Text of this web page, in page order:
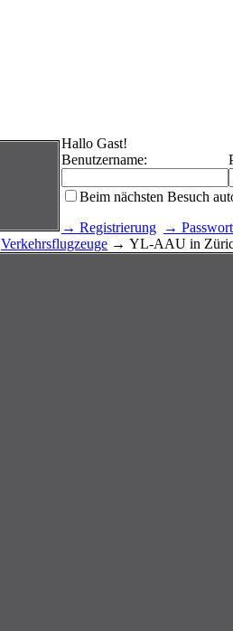
Hallo Gast!
Benutzername:
Beim nächsten Besuch
→ Registrierung
→
Verkehrsflugzeuge → YL-AAU in